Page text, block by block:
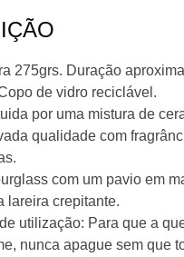
275grs. Duração
de vidro reciclável.
por uma mistura de
qualidade com
com um pavio em
lareira crepitante.
utilização: Para que a
nunca apague sem que